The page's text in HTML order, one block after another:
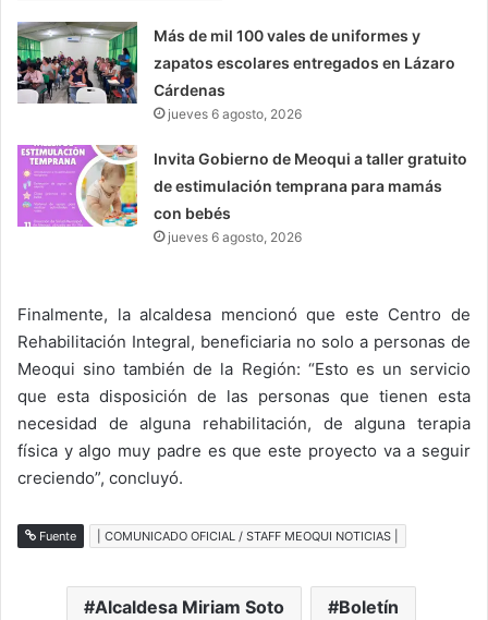
Más de mil 100 vales de uniformes y
zapatos escolares entregados en Lázaro
Cárdenas
jueves 6 agosto, 2026
Invita Gobierno de Meoqui a taller gratuito
de estimulación temprana para mamás
con bebés
jueves 6 agosto, 2026
Finalmente, la alcaldesa mencionó que este Centro de
Rehabilitación Integral, beneficiaria no solo a personas de
Meoqui sino también de la Región: “Esto es un servicio
que esta disposición de las personas que tienen esta
necesidad de alguna rehabilitación, de alguna terapia
física y algo muy padre es que este proyecto va a seguir
creciendo”, concluyó.
Fuente | COMUNICADO OFICIAL / STAFF MEOQUI NOTICIAS |
Alcaldesa Miriam Soto Boletín